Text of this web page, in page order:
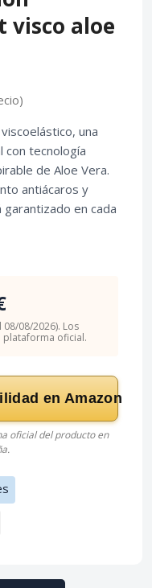
visco aloe
una
con tecnología
de Aloe Vera.
antiácaros y
en cada
08/2026). Los
plataforma oficial.
en Amazon
oficial del producto en